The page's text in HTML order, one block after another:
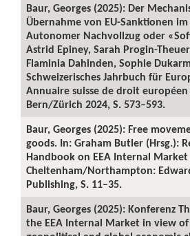
Baur, Georges (2025): Der
Übernahme von EU-Sanktionen im
Autonomer Nachvollzug oder
Astrid Epiney, Sarah Progin-
Flaminia Dahinden, Sophie
Schweizerisches Jahrbuch für
Annuaire suisse de droit européen
Bern/Zürich 2024, S. 573–593.
Baur, Georges (2025): Free
goods. In: Graham Butler (Hrsg.):
Handbook on EEA Internal Market
Cheltenham/Northampton:
Publishing, S. 11–35.
Baur, Georges (2025): Konferenz
the EEA Internal Market in view